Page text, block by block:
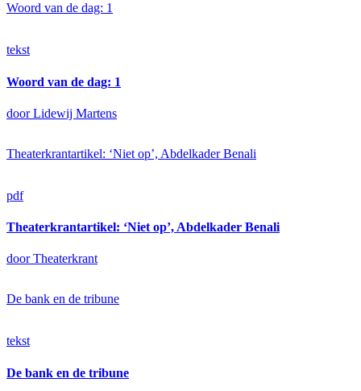
Woord van de dag: 1
tekst
Woord van de dag: 1
door Lidewij Martens
Theaterkrantartikel: ‘Niet op’, Abdelkader Benali
pdf
Theaterkrantartikel: ‘Niet op’, Abdelkader Benali
door Theaterkrant
De bank en de tribune
tekst
De bank en de tribune